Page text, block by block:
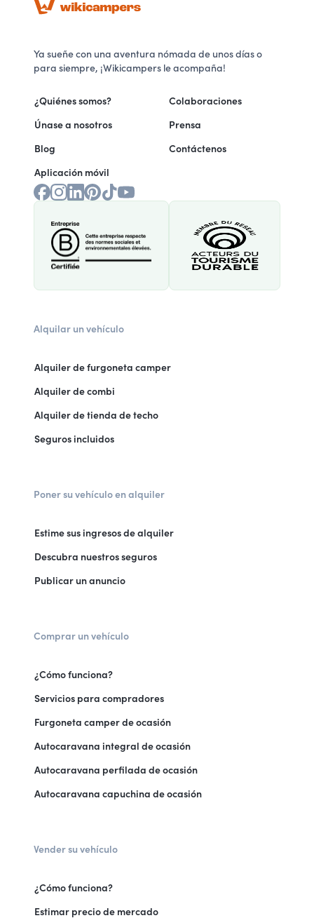
Ya sueñe con una aventura nómada de unos días o
para siempre, ¡Wikicampers le acompaña!
¿Quiénes somos?
Únase a nosotros
Blog
Aplicación móvil
Colaboraciones
Prensa
Contáctenos
Alquilar un vehículo
Alquiler de furgoneta camper
Alquiler de combi
Alquiler de tienda de techo
Seguros incluidos
Poner su vehículo en alquiler
Estime sus ingresos de alquiler
Descubra nuestros seguros
Publicar un anuncio
Comprar un vehículo
¿Cómo funciona?
Servicios para compradores
Furgoneta camper de ocasión
Autocaravana integral de ocasión
Autocaravana perfilada de ocasión
Autocaravana capuchina de ocasión
Vender su vehículo
¿Cómo funciona?
Estimar precio de mercado